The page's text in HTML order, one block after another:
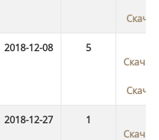
2018-12-08
5
2018-12-27
1